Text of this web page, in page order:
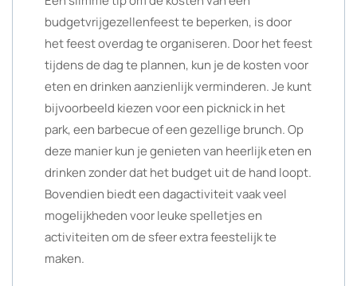
budgetvrijgezellenfeest te beperken, is door
het feest overdag te organiseren. Door het feest
tijdens de dag te plannen, kun je de kosten voor
eten en drinken aanzienlijk verminderen. Je kunt
bijvoorbeeld kiezen voor een picknick in het
park, een barbecue of een gezellige brunch. Op
deze manier kun je genieten van heerlijk eten en
drinken zonder dat het budget uit de hand loopt.
Bovendien biedt een dagactiviteit vaak veel
mogelijkheden voor leuke spelletjes en
activiteiten om de sfeer extra feestelijk te
maken.